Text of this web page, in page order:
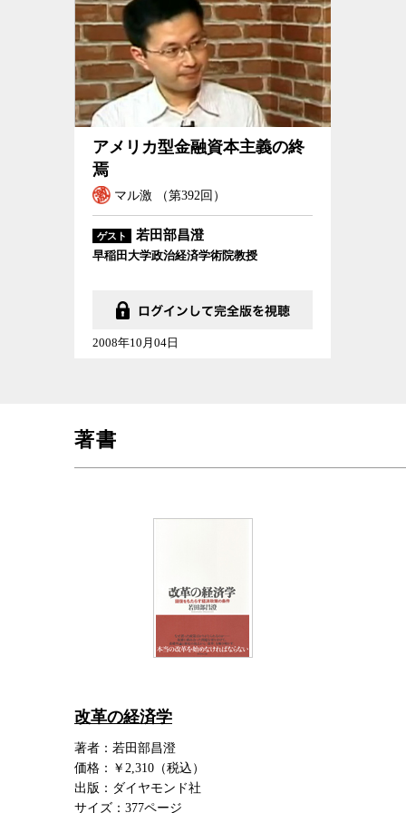
アメリカ型金融資本主義の終
焉
マル激 （第392回）
ゲスト 若田部昌澄
早稲田大学政治経済学術院教授
2008年10月04日
著書
改革の経済学
著者：若田部昌澄
価格：￥2,310（税込）
出版：ダイヤモンド社
サイズ：377ページ